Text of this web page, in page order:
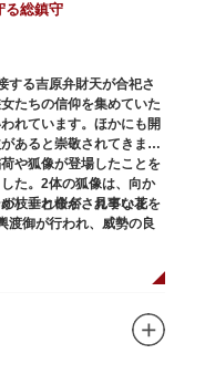
る総鎮守
する吉原弁財天が合祀さ
たちの信仰を集めていた
れています。ほかにも開
あると崇敬されてきまし
枝垂れ桜が、見事な花を
渡御が行われ、威勢の良
り、七福神に関する授与
や狐像が登場したことを
た。2体の狐像は、向か
）」と命名されていま